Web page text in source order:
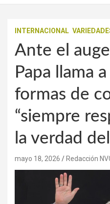
INTERNACIONAL
Ante el
Papa llama
formas de
“siempre
la verdad
mayo 18, 2026 Redacción